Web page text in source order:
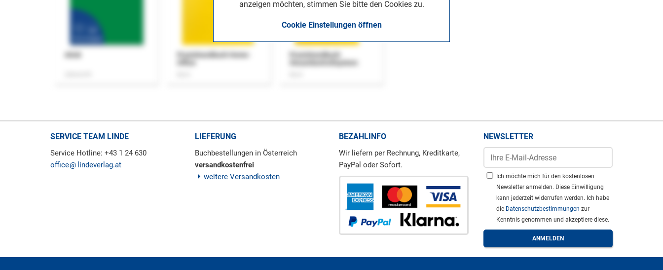
anzeigen möchten, stimmen Sie bitte den Cookies zu.
Cookie Einstellungen öffnen
Praxishandbuch Home-
Praxishandbuch
SERVICE TEAM LINDE
Service Hotline: +43 1 24 630
office
lindeverlag.at
LIEFERUNG
Buchbestellungen in Österreich
versandkostenfrei
weitere Versandkosten
BEZAHLINFO
Wir liefern per Rechnung, Kreditkarte,
PayPal oder Sofort.
NEWSLETTER
Ich möchte mich für den kostenlosen
Newsletter anmelden. Diese Einwilligung
kann jederzeit widerrufen werden. Ich habe
die Datenschutzbestimmungen zur
Kenntnis genommen und akzeptiere diese.